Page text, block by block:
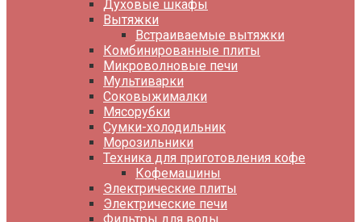
Духовые шкафы
Вытяжки
Встраиваемые вытяжки
Комбинированные плиты
Микроволновые печи
Мультиварки
Соковыжималки
Мясорубки
Сумки-холодильник
Морозильники
Техника для приготовления кофе
Кофемашины
Электрические плиты
Электрические печи